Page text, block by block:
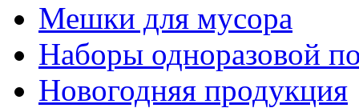
Мешки для мусора
Наборы одноразовой
Новогодняя продукция